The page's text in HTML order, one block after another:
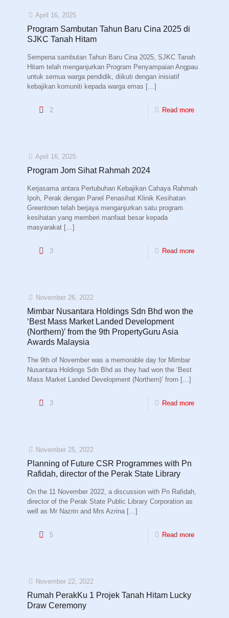
April 16, 2025
Program Sambutan Tahun Baru Cina 2025 di
SJKC Tanah Hitam
Sempena sambutan Tahun Baru Cina 2025, SJKC Tanah
Hitam telah menganjurkan Program Penyampaian Angpau
untuk semua warga pendidik, diikuti dengan inisiatif
kebajikan komuniti kepada warga emas […]
2 Read more
April 16, 2025
Program Jom Sihat Rahmah 2024
Kerjasama antara Pertubuhan Kebajikan Cahaya Rahmah
Ipoh, Perak dengan Panel Penasihat Klinik Kesihatan
Greentown telah berjaya menganjurkan satu program
kesihatan yang memberi manfaat besar kepada
masyarakat […]
3 Read more
November 26, 2022
Mimbar Nusantara Holdings Sdn Bhd won the
‘Best Mass Market Landed Development
(Northern)’ from the 9th PropertyGuru Asia
Awards Malaysia
The 9th of November was a memorable day for Mimbar
Nusantara Holdings Sdn Bhd as they had won the ‘Best
Mass Market Landed Development (Northern)’ from […]
3 Read more
November 25, 2022
Planning of Future CSR Programmes with Pn
Rafidah, director of the Perak State Library
On the 11 November 2022, a discussion with Pn Rafidah,
director of the Perak State Public Library Corporation as
well as Mr Nazrin and Mrs Azrina[…]
5 Read more
November 22, 2022
Rumah PerakKu 1 Projek Tanah Hitam Lucky
Draw Ceremony